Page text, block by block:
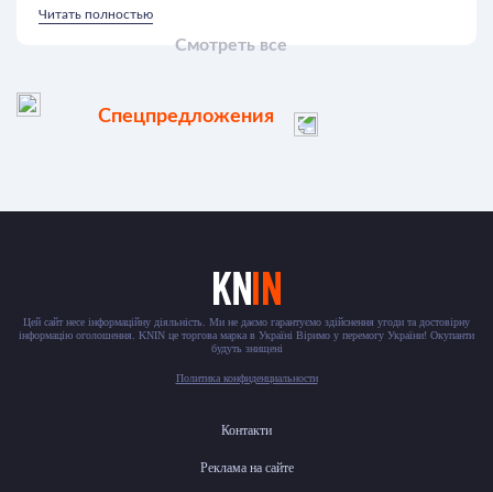
Смотреть все
Читать полностью
Спецпредложения
Цей сайт несе інформаційну діяльність. Ми не даємо гарантуємо здійснення угоди та достовірну
інформацію оголошення. KNIN це торгова марка в Україні Віримо у перемогу України! Окупанти
будуть знищені
Политика конфиденциальности
Контакти
Реклама на сайте